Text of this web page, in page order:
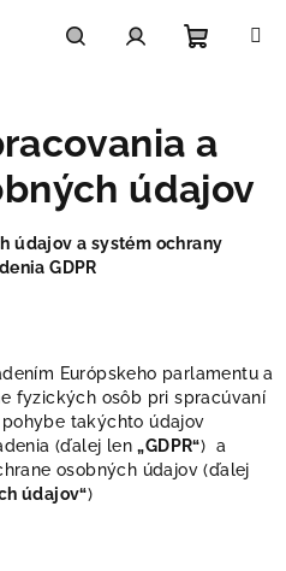
košík
a
údajov
údajov a systém ochrany
GDPR
Európskeho parlamentu a
fyzických osôb pri spracúvaní
takýchto údajov
(ďalej len„GDPR“) a
osobných údajov (ďalej
údajov“)